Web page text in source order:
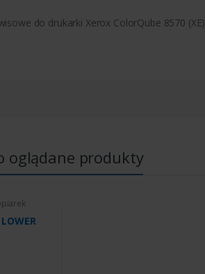
do drukarki Xerox ColorQube 8570 (XE)
oglądane produkty